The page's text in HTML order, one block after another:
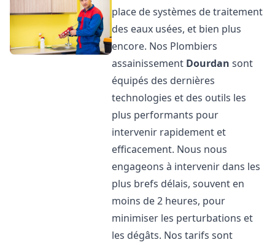
place de systèmes de traitement
des eaux usées, et bien plus
encore. Nos Plombiers
assainissement Dourdan sont
équipés des dernières
technologies et des outils les
plus performants pour
intervenir rapidement et
efficacement. Nous nous
engageons à intervenir dans les
plus brefs délais, souvent en
moins de 2 heures, pour
minimiser les perturbations et
les dégâts. Nos tarifs sont